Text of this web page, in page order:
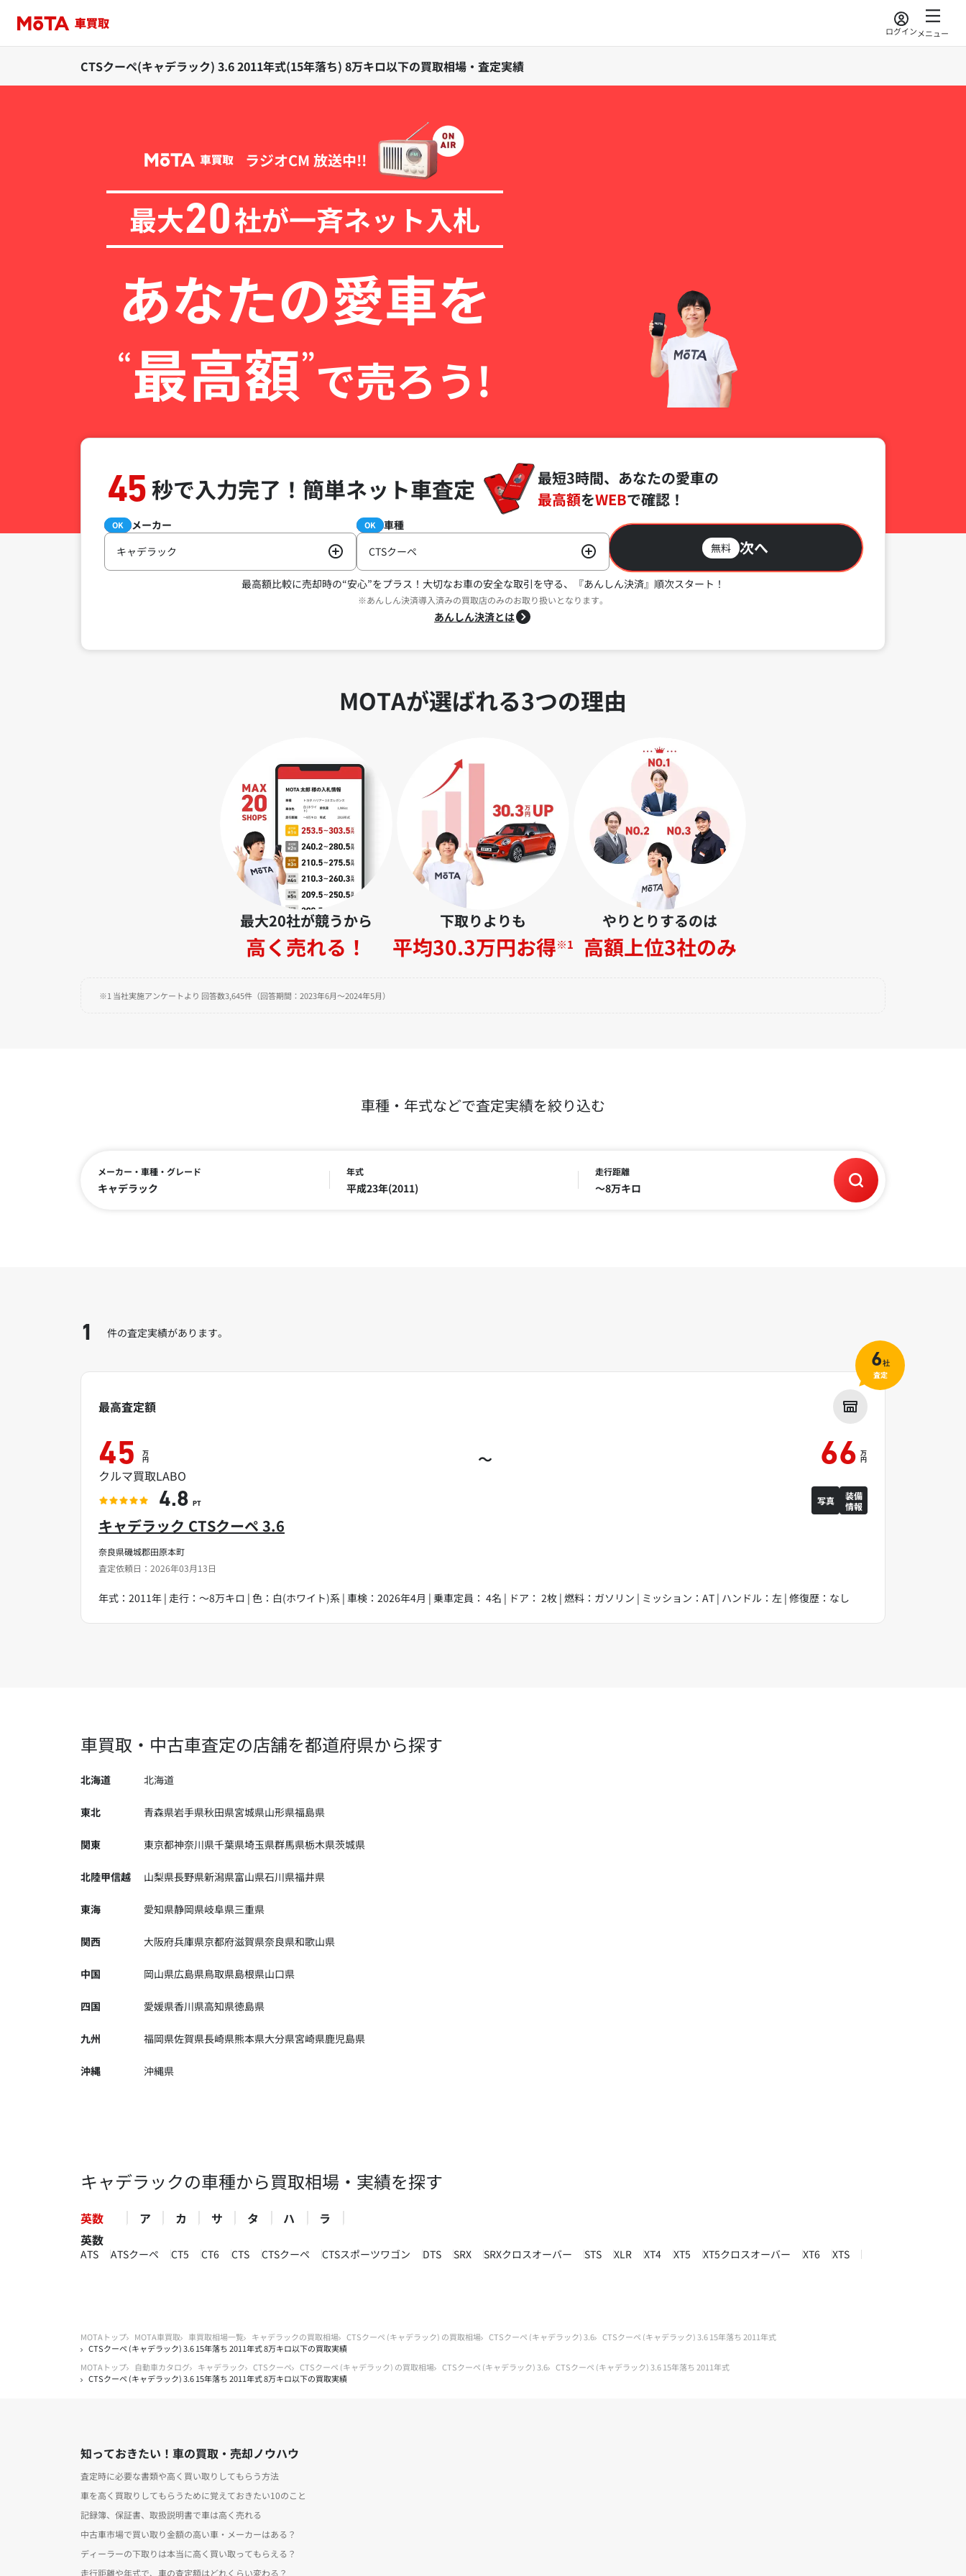
ログインメニュー
CTSクーペ(キャデラック) 3.6 2011年式(15年落ち) 8万キロ以下の買取相場・査定実績
ラジオCM 放送中!!
最大20社が一斉ネット入札
あなたの愛車を
“最高額”で売ろう!
45秒で入力完了！ 簡単ネット車査定
最短3時間、あなたの愛車の
最高額をWEBで確認！
必須 メーカー
OK
キャデラック
必須 車種
OK
CTSクーペ 無料 次へ
最高額比較に売却時の“安心”をプラス！ 大切なお車の安全な取引を守る、『あんしん決済』順次スタート！
※あんしん決済導入済みの買取店のみのお取り扱いとなります。
あんしん決済とは
MOTAが選ばれる3つの理由
最大20社が競うから
高く売れる！
下取りよりも
平均30.3万円お得※1
やりとりするのは
高額上位3社のみ
※1 当社実施アンケートより 回答数3,645件（回答期間：2023年6月～2024年5月）
車種・年式などで査定実績を絞り込む
メーカー・車種・グレード
キャデラック
年式
平成23年(2011)
走行距離
～8万キロ
1 件の査定実績があります。
奈良県磯城郡田原本町
査定依頼日：2026年03月13日
キャデラック CTSクーペ 3.6
年式：2011年 | 走行：～8万キロ | 色：白(ホワイト)系 | 車検：2026年4月 | 乗車定員： 4名 | ドア： 2枚 | 燃料：ガソリン | ミッション：AT | ハンドル：左 | 修復歴：なし
最高査定額
45 万
円 ～ 66 万
円
クルマ買取LABO
4.8 PT 写真
装備
情報
6社
査定
車買取・中古車査定の店舗を都道府県から探す
北海道 北海道
東北 青森県岩手県秋田県宮城県山形県福島県
関東 東京都神奈川県千葉県埼玉県群馬県栃木県茨城県
北陸甲信越 山梨県長野県新潟県富山県石川県福井県
東海 愛知県静岡県岐阜県三重県
関西 大阪府兵庫県京都府滋賀県奈良県和歌山県
中国 岡山県広島県鳥取県島根県山口県
四国 愛媛県香川県高知県徳島県
九州 福岡県佐賀県長崎県熊本県大分県宮崎県鹿児島県
沖縄 沖縄県
キャデラックの車種から買取相場・実績を探す
英数 ア カ サ タ ハ
ラ
英数
ATS ATSクーペ CT5 CT6 CTS CTSクーペ CTSスポーツワゴン DTS SRX SRXクロスオーバー STS XLR XT4 XT5 XT5クロスオーバー XT6 XTS
MOTAトップ MOTA車買取 車買取相場一覧 キャデラックの買取相場 CTSクーペ (キャデラック) の買取相場 CTSクーペ (キャデラック) 3.6
CTSクーペ (キャデラック) 3.6 15年落ち 2011年式
CTSクーペ (キャデラック) 3.6 15年落ち 2011年式 8万キロ以下の買取実績
MOTAトップ
自動車カタログ キャデラック CTSクーペ CTSクーペ (キャデラック) の買取相場 CTSクーペ (キャデラック) 3.6
CTSクーペ (キャデラック) 3.6 15年落ち 2011年式
CTSクーペ (キャデラック) 3.6 15年落ち 2011年式 8万キロ以下の買取実績
知っておきたい！車の買取・売却ノウハウ
査定時に必要な書類や高く買い取りしてもらう方法
車を高く買取りしてもらうために覚えておきたい10のこと
記録簿、保証書、取扱説明書で車は高く売れる
中古車市場で買い取り金額の高い車・メーカーはある？
ディーラーの下取りは本当に高く買い取ってもらえる？
走行距離や年式で、車の査定額はどれくらい変わる？